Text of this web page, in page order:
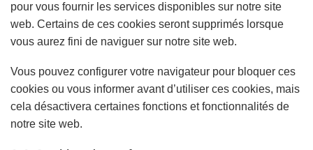
pour vous fournir les services disponibles sur notre site
web. Certains de ces cookies seront supprimés lorsque
vous aurez fini de naviguer sur notre site web.
Vous pouvez configurer votre navigateur pour bloquer ces
cookies ou vous informer avant d’utiliser ces cookies, mais
cela désactivera certaines fonctions et fonctionnalités de
notre site web.